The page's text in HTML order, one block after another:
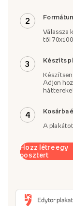
2
Válassza
től
3 Készíts
Készítsen
Adjon
4 Kosárba
A
Hozz létre egy
posztert